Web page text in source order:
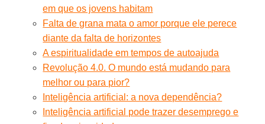
em que os jovens habitam
Falta de grana mata o amor porque ele perece
diante da falta de horizontes
A espiritualidade em tempos de autoajuda
Revolução 4.0. O mundo está mudando para
melhor ou para pior?
Inteligência artificial: a nova dependência?
Inteligência artificial pode trazer desemprego e